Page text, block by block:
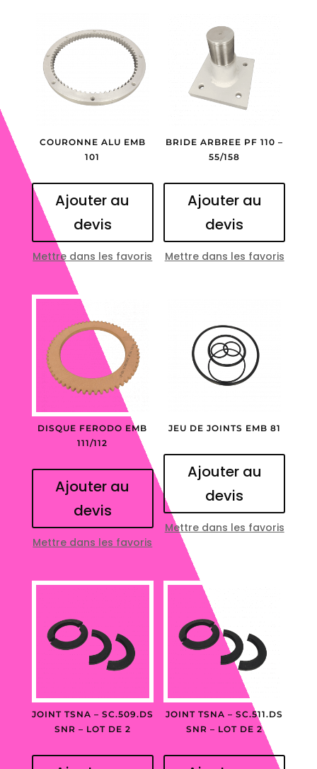
COURONNE ALU EMB
101
Ajouter au
devis
Mettre dans les favoris
BRIDE ARBREE PF 110 –
55/158
Ajouter au
devis
Mettre dans les favoris
DISQUE FERODO EMB
111/112
Ajouter au
devis
Mettre dans les favoris
JEU DE JOINTS EMB 81
Ajouter au
devis
Mettre dans les favoris
JOINT TSNA – SC.509.DS
SNR – LOT DE 2
JOINT TSNA – SC.511.DS
SNR – LOT DE 2